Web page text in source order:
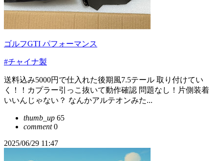
ゴルフGTI パフォーマンス
#チャイナ製
送料込み5000円で仕入れた後期風7.5テール 取り付けてい
く！！カプラー引っこ抜いて動作確認 問題なし！片側装着
いいんじゃない？ なんかアルテオンみた...
thumb_up 65
comment0
2025/06/29 11:47